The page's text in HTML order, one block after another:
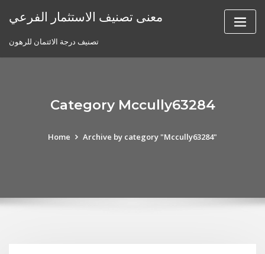
معنى تصنيف الاستثمار الفرعي
تصنيف درجة الائتمان للرهون
Category Mccully63284
Home Archive by category "Mccully63284"